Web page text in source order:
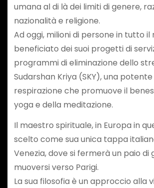
umana al di là dei limiti di genere,
nazionalità e religione.
Ad oggi, milioni di persone in tutto il
beneficiato dei suoi progetti di
programmi di eliminazione dello
Sudarshan Kriya (SKY), una
respirazione che promuove il
yoga e della meditazione.
Il maestro spirituale, in Europa in
scelto come sua unica tappa
Venezia, dove si fermerà un paio di
muoversi verso Parigi.
La sua filosofia è un approccio alla